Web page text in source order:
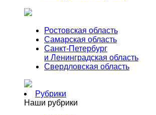
Ростовская область
Самарская область
Санкт-Петербург
и Ленинградская область
Свердловская область
Рубрики
Наши рубрики